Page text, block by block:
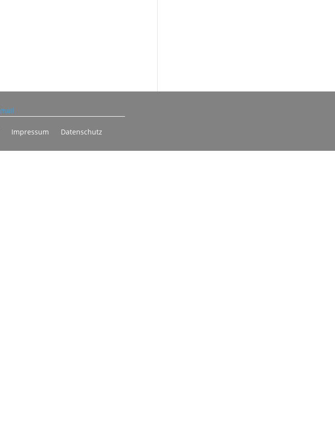
Impressum Datenschutz